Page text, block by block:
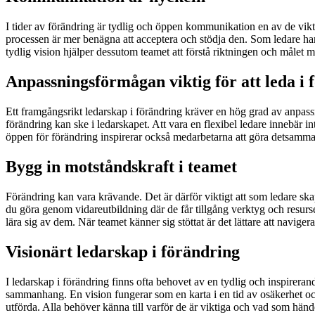
I tider av förändring är tydlig och öppen kommunikation en av de
processen är mer benägna att acceptera och stödja den. Som
tydlig vision hjälper dessutom teamet att förstå riktningen och målet
Anpassningsförmågan viktig för att leda i
Ett framgångsrikt ledarskap i förändring kräver en hög grad av
förändring kan ske i ledarskapet. Att vara en flexibel ledare innebär
öppen för förändring inspirerar också medarbetarna att göra
Bygg in motståndskraft i teamet
Förändring kan vara krävande. Det är därför viktigt att som ledare
du göra genom vidareutbildning där de får tillgång verktyg och
lära sig av dem. När teamet känner sig stöttat är det lättare att
Visionärt ledarskap i förändring
I ledarskap i förändring finns ofta behovet av en tydlig och
sammanhang. En vision fungerar som en karta i en tid av osäkerhet
utförda. Alla behöver känna till varför de är viktiga och vad som